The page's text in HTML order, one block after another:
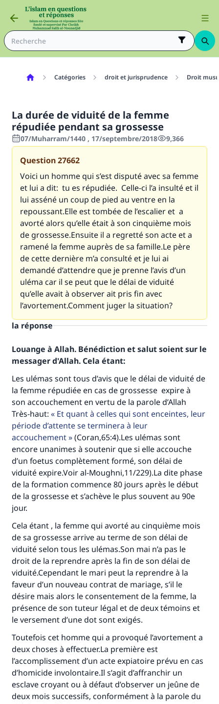
Catégories droit et jurisprudence Droit
La durée de viduité de la femme
répudiée pendant sa grossesse
07/Muharram/1440 , 17/septembre/2018 9,366
Question27662
Voici un homme qui s’est disputé avec sa femme
et lui a dit: tu es répudiée. Celle-ci l’a insulté et il
lui asséné un coup de pied au ventre en la
repoussant.Elle est tombée de l’escalier et a
avorté alors qu’elle était à son cinquième mois
de grossesse.Ensuite il a regretté son acte et a
ramené la femme auprès de sa famille.Le père
de cette dernière m’a consulté et je lui ai
demandé d’attendre que je prenne l’avis d’un
uléma car il se peut que le délai de viduité
qu’elle avait à observer ait pris fin avec
l’avortement.Comment juger la situation?
la réponse
Louange à Allah. Bénédiction et salut soient sur le
messager d'Allah. Cela étant:
Les ulémas sont tous d’avis que le délai de viduité de
la femme répudiée en cas de grossesse expire à
son accouchement en vertu de la parole d’Allah
Très-haut:
Et quant à celles qui sont enceintes, leur
période d’attente se terminera à leur
accouchement
(Coran,65:4).Les ulémas sont
encore unanimes à soutenir que si elle accouche
d’un foetus complètement formé, son délai de
viduité expire.Voir al-Moughni,11/229).La dite phase
de la formation commence 80 jours après le début
de la grossesse et s’achève le plus souvent au 90e
jour.
Cela étant , la femme qui avorté au cinquième mois
de sa grossesse arrive au terme de son délai de
viduité selon tous les ulémas.Son mai n’a pas le
droit de la reprendre après la fin de son délai de
viduité.Cependant le mari peut la reprendre à la
faveur d’un nouveau contrat de mariage, s’il le
désire mais alors le consentement de la femme, la
présence de son tuteur légal et de deux témoins et
le versement d’une dot sont exigés.
Toutefois cet homme qui a provoqué l’avortement a
deux choses à effectuer.La première est
l’accomplissement d’un acte expiatoire prévu en cas
d’homicide involontaire.Il s’agit d’affranchir un
esclave croyant ou à défaut d’observer un jeûne de
deux mois successifs, conformément à la parole du
Faites une différence dans la vie de
millions de personnes grâce à votre
contribution
Aidez nous à apporter des réponses.
Le Messager d'Allah (Paix sur lui) a dit:
"Celui qui indique une bonne action obtient la